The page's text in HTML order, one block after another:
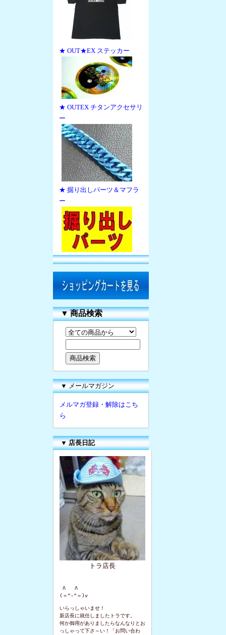
★ OUT★EX ステッカー
★ OUTEX チタンアクセサリ
ー
★ 掘り出しパーツ＆マフラ
ー
▼商品検索
▼ メールマガジン
メルマガ登録・解除はこち
ら
▼ 店長日記
トラ店長
Λ   Λ
(＝^-^＝)v
いらっしゃいませ！
新店長に就任しましたトラです。
何か御用がありましたらなんなりとお
っしゃって下さ～い！「お問い合わ